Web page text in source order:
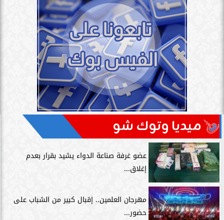
ميديا وتوك شو
عضو غرفة صناعة الدواء يشيد بقرار بعدم
إغلاق...
مهرجان العلمين.. إقبال كبير من الشباب على
حضور...